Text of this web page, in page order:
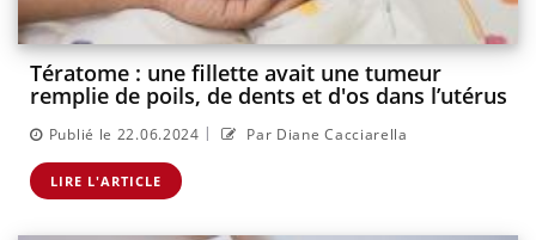
Tératome : une fillette avait une tumeur
remplie de poils, de dents et d'os dans l’utérus
Publié le 22.06.2024 | Par Diane Cacciarella
LIRE L'ARTICLE